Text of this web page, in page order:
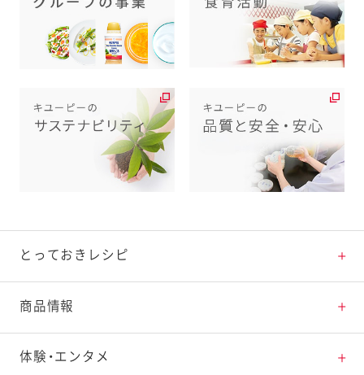
とっておきレシピ
とっておきレシピトップ
素材の知識
商品情報
商品情報トップ
体験・エンタメ